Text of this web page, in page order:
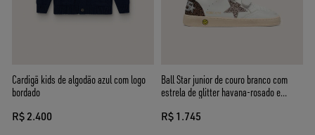
Cardigã kids de algodão azul com logo
bordado
R$ 2.400
Ball Star junior de couro branco com
estrela de glitter havana-rosado e
R$ 1.745